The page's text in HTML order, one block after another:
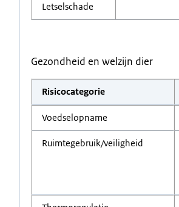
Letselschade
Gezondheid en welzijn dier
Risicocategorie
Voedselopname
Ruimtegebruik/veiligheid